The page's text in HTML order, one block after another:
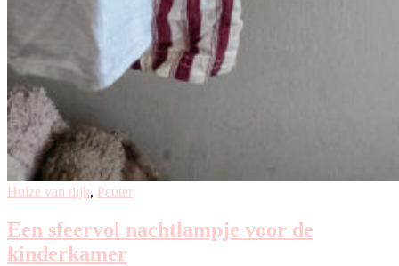
Huize van dijk, Peuter
Een sfeervol nachtlampje voor de
kinderkamer